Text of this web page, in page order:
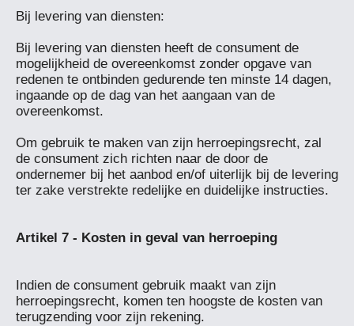
Bij levering van diensten:
Bij levering van diensten heeft de consument de
mogelijkheid de overeenkomst zonder opgave van
redenen te ontbinden gedurende ten minste 14 dagen,
ingaande op de dag van het aangaan van de
overeenkomst.
Om gebruik te maken van zijn herroepingsrecht, zal
de consument zich richten naar de door de
ondernemer bij het aanbod en/of uiterlijk bij de levering
ter zake verstrekte redelijke en duidelijke instructies.
Indien de consument gebruik maakt van zijn
herroepingsrecht, komen ten hoogste de kosten van
terugzending voor zijn rekening.